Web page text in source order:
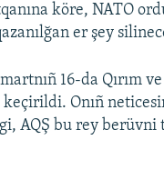
köre, NATO
er şey
16-da Qırım
Onıñ
AQŞ bu rey berüvni